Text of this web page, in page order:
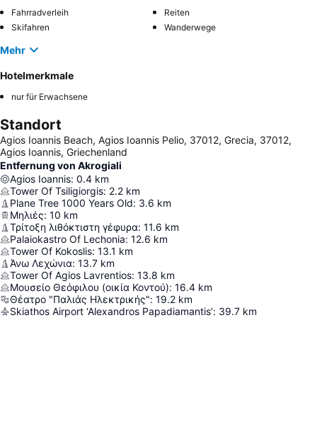
Fahrradverleih
Reiten
Skifahren
Wanderwege
Mehr
Hotelmerkmale
nur für Erwachsene
Standort
Agios Ioannis Beach, Agios Ioannis Pelio, 37012, Grecia, 37012,
Agios Ioannis, Griechenland
Entfernung von Akrogiali
Agios Ioannis: 0.4 km
Tower Of Tsiligiorgis: 2.2 km
Plane Tree 1000 Years Old: 3.6 km
Μηλιές: 10 km
Τρίτοξη λιθόκτιστη γέφυρα: 11.6 km
Palaiokastro Of Lechonia: 12.6 km
Tower Of Kokoslis: 13.1 km
Άνω Λεχώνια: 13.7 km
Tower Of Agios Lavrentios: 13.8 km
Μουσείο Θεόφιλου (οικία Κοντού): 16.4 km
Θέατρο "Παλιάς Ηλεκτρικής": 19.2 km
Skiathos Airport ‘Alexandros Papadiamantis’: 39.7 km